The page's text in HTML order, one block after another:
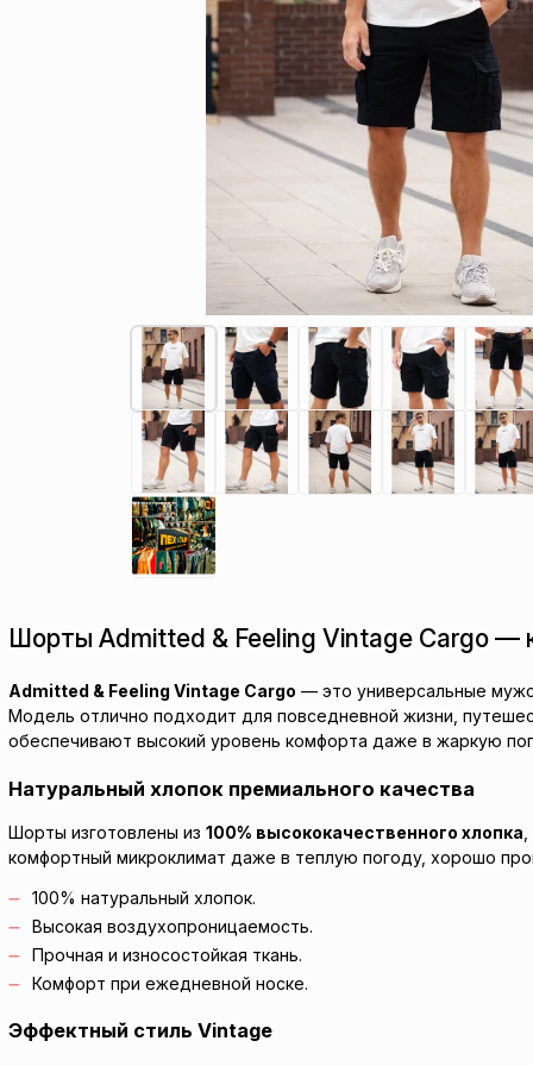
Шорты Admitted & Feeling Vintage Cargo —
Admitted & Feeling Vintage Cargo — это универсальные
Модель отлично подходит для повседневной жизни,
обеспечивают высокий уровень комфорта даже в жаркую
Натуральный хлопок премиального качества
Шорты изготовлены из 100% высококачественного хлопка,
комфортный микроклимат даже в теплую погоду, хорошо
100% натуральный хлопок.
Высокая воздухопроницаемость.
Прочная и износостойкая ткань.
Комфорт при ежедневной носке.
Эффектный стиль Vintage